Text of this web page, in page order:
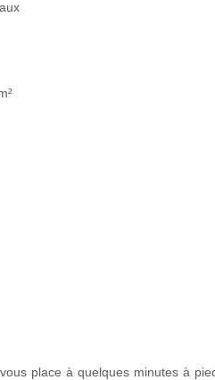
place à quelques minutes à